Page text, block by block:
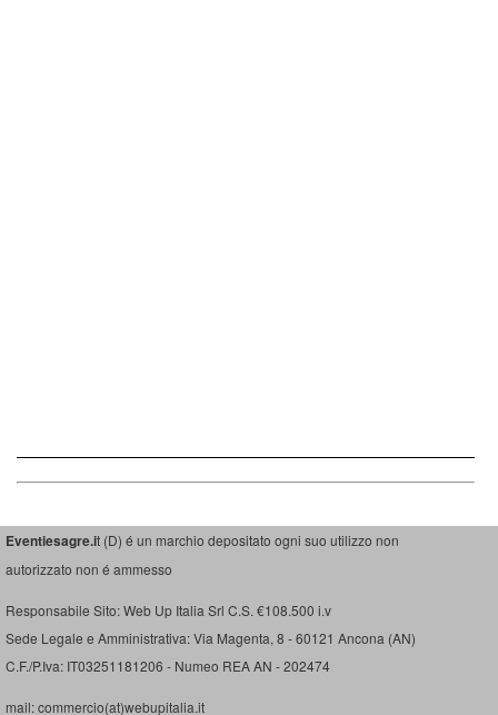
Eventiesagre.it (D) é un marchio depositato ogni suo utilizzo non
autorizzato non é ammesso
Responsabile Sito: Web Up Italia Srl C.S. €108.500 i.v
Sede Legale e Amministrativa: Via Magenta, 8 - 60121 Ancona (AN)
C.F./P.Iva: IT03251181206 - Numeo REA AN - 202474
mail: commercio(at)webupitalia.it